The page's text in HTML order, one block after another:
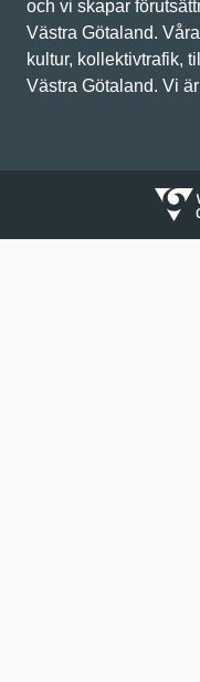
och vi skapar
Västra Götaland.
kultur, kollektivtrafik,
Västra Götaland. Vi